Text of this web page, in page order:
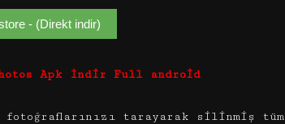
- (Direkt indir)
Apk İndir Full android
fotoğraflarınızı tarayarak silinmiş tüm